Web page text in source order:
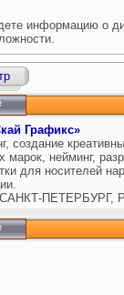
информацию о
Графикс»
создание
марок, нейминг,
для носителей
САНКТ-ПЕТЕРБУРГ,